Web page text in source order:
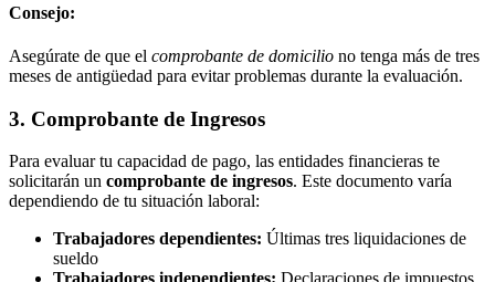
Consejo:
Asegúrate de que el comprobante de domicilio no tenga más de tres
meses de antigüedad para evitar problemas durante la evaluación.
3. Comprobante de Ingresos
Para evaluar tu capacidad de pago, las entidades financieras te
solicitarán un comprobante de ingresos. Este documento varía
dependiendo de tu situación laboral:
Trabajadores dependientes: Últimas tres liquidaciones de
sueldo